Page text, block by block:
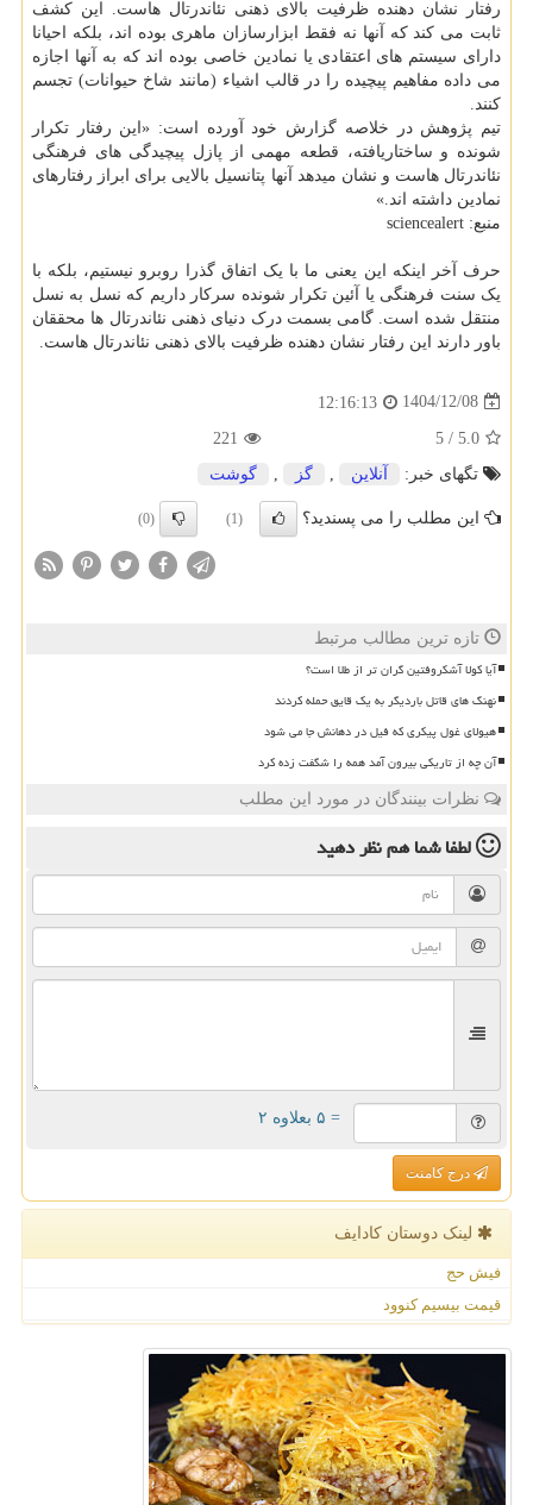
رفتار نشان دهنده ظرفیت بالای ذهنی نئاندرتال هاست. این کشف
ثابت می کند که آنها نه فقط ابزارسازان ماهری بوده اند، بلکه احیانا
دارای سیستم های اعتقادی یا نمادین خاصی بوده اند که به آنها اجازه
می داده مفاهیم پیچیده را در قالب اشیاء (مانند شاخ حیوانات) تجسم
کنند.
تیم پژوهش در خلاصه گزارش خود آورده است: «این رفتار تکرار
شونده و ساختاریافته، قطعه مهمی از پازل پیچیدگی های فرهنگی
نئاندرتال هاست و نشان میدهد آنها پتانسیل بالایی برای ابراز رفتارهای
نمادین داشته اند.»
منبع: sciencealert
حرف آخر اینکه این یعنی ما با یک اتفاق گذرا روبرو نیستیم، بلکه با
یک سنت فرهنگی یا آئین تکرار شونده سرکار داریم که نسل به نسل
منتقل شده است. گامی بسمت درک دنیای ذهنی نئاندرتال ها محققان
باور دارند این رفتار نشان دهنده ظرفیت بالای ذهنی نئاندرتال هاست.
1404/12/08
12:16:13
5.0
/
5
221
تگهای خبر:
آنلاین گز گوشت
این مطلب را می پسندید؟ (1)
(0)
تازه ترین مطالب مرتبط
آیا کولا آشکروفتین گران تر از طلا است؟
نهنگ های قاتل باردیگر به یک قایق حمله کردند
هیولای غول پیکری که فیل در دهانش جا می شود
آن چه از تاریکی بیرون آمد همه را شگفت زده کرد
نظرات بینندگان در مورد این مطلب
لطفا شما همنظر دهید
= ۵ بعلاوه ۲
درج کامنت
لینک دوستان كادایف
فیش حج
قیمت بیسیم کنوود